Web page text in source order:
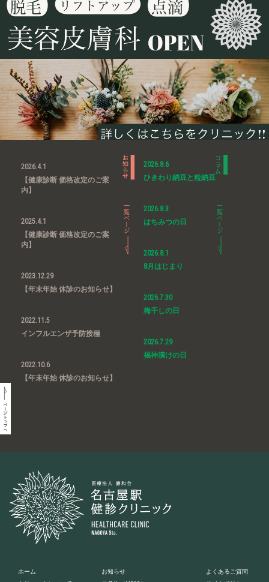
2026.4.1
【健康診断 価格改定のご案
内】
2025.4.1
【健康診断 価格改定のご案
内】
2023.12.29
【年末年始 休診のお知らせ】
2022.11.5
インフルエンザ予防接種
2022.10.6
【年末年始 休診のお知らせ】
2026.8.6
ひきわり納豆と粒納豆
2026.8.3
はちみつの日
2026.8.1
8月はじまり
2026.7.30
梅干しの日
2026.7.29
福神漬けの日
ホーム
お知らせ
よくあるご質問